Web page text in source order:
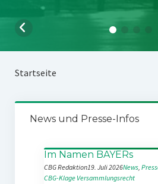
Startseite
News und Presse-Infos
Im Namen BAYERs
CBG Redaktion19. Juli 2026News,
CBG-Klage Versammlungsrecht